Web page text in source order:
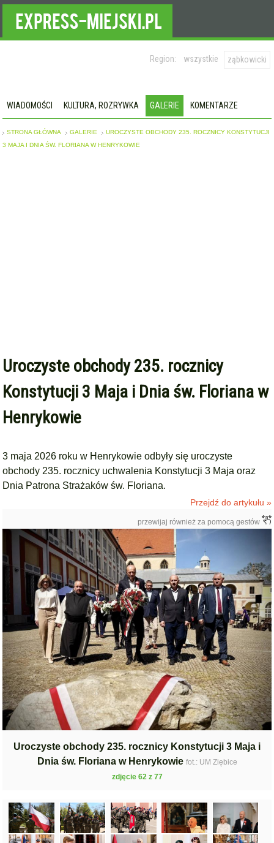
Region: wszystkie ząbkowicki
WIADOMOŚCI KULTURA, ROZRYWKA GALERIE KOMENTARZE
STRONA GŁÓWNA GALERIE
UROCZYSTE OBCHODY 235. ROCZNICY KONSTYTUCJI
3 MAJA I DNIA ŚW. FLORIANA W HENRYKOWIE
Uroczyste obchody 235. rocznicy
Konstytucji 3 Maja i Dnia św. Floriana w
Henrykowie
3 maja 2026 roku w Henrykowie odbyły się uroczyste
obchody 235. rocznicy uchwalenia Konstytucji 3 Maja oraz
Dnia Patrona Strażaków św. Floriana.
Przejdź do artykułu »
przewijaj również za pomocą gestów
Uroczyste obchody 235. rocznicy Konstytucji 3 Maja i
Dnia św. Floriana w Henrykowie fot.: UM Ziębice
zdjęcie 62 z 77